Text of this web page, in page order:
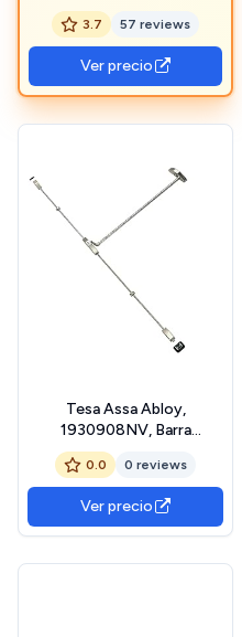
3.7 57 reviews
Ver precio
Tesa Assa Abloy,
1930908NV, Barra
Antipánico Universal 1930
con dos puntos de cierre,
Picaportes de Acero
Basculante, Negro y Verde
0.0 0 reviews
Ver precio